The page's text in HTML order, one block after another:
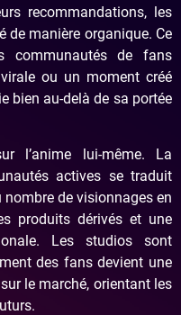
recommandations, les
de manière organique. Ce
communautés de fans
ou un moment créé
bien au-delà de sa portée
l’anime lui-même. La
actives se traduit
de visionnages en
produits dérivés et une
Les studios sont
des fans devient une
le marché, orientant les